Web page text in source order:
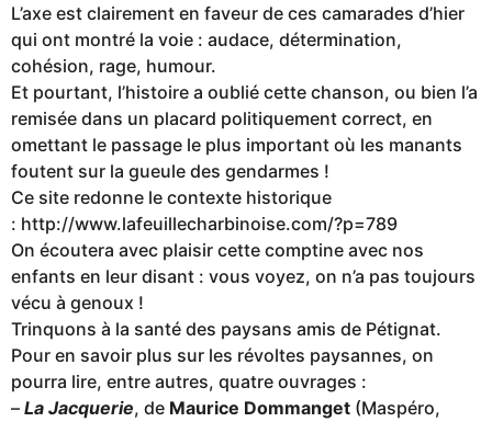
L’axe est clairement en faveur de ces camarades d’hier
qui ont montré la voie : audace, détermination,
cohésion, rage, humour.
Et pourtant, l’histoire a oublié cette chanson, ou bien l’a
remisée dans un placard politiquement correct, en
omettant le passage le plus important où les manants
foutent sur la gueule des gendarmes !
Ce site redonne le contexte historique
: http://www.lafeuillecharbinoise.com/?p=789
On écoutera avec plaisir cette comptine avec nos
enfants en leur disant : vous voyez, on n’a pas toujours
vécu à genoux !
Trinquons à la santé des paysans amis de Pétignat.
Pour en savoir plus sur les révoltes paysannes, on
pourra lire, entre autres, quatre ouvrages :
– La Jacquerie, de Maurice Dommanget (Maspéro,